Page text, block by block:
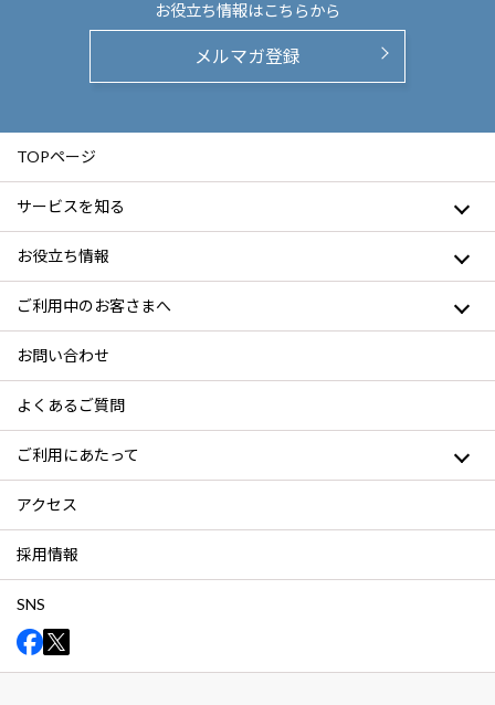
お役立ち情報はこちらから
メルマガ登録
TOPページ
サービスを知る
お役立ち情報
ご利用中のお客さまへ
お問い合わせ
よくあるご質問
ご利用にあたって
アクセス
採用情報
SNS